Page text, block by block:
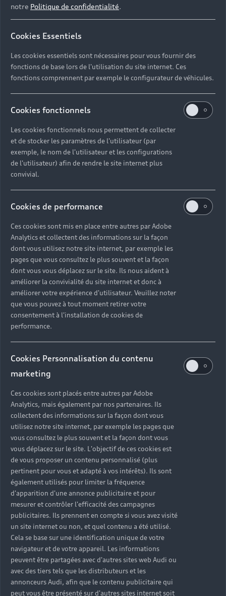
notre Politique de confidentialité.
Cookies Essentiels
Les cookies essentiels sont nécessaires pour vous fournir des
fonctions de base lors de l'utilisation du site internet. Ces
fonctions comprennent par exemple le configurateur de véhicules.
Cookies fonctionnels
Les cookies fonctionnels nous permettent de collecter
et de stocker les paramètres de l'utilisateur (par
exemple, le nom de l'utilisateur et les configurations
de l'utilisateur) afin de rendre le site internet plus
convivial.
Cookies de performance
Ces cookies sont mis en place entre autres par Adobe
Analytics et collectent des informations sur la façon
dont vous utilisez notre site internet, par exemple les
pages que vous consultez le plus souvent et la façon
dont vous vous déplacez sur le site. Ils nous aident à
améliorer la convivialité du site internet et donc à
améliorer votre expérience d'utilisateur. Veuillez noter
que vous pouvez à tout moment retirer votre
consentement à l'installation de cookies de
performance.
Cookies Personnalisation du contenu
marketing
Ces cookies sont placés entre autres par Adobe
Analytics, mais également par nos partenaires. Ils
collectent des informations sur la façon dont vous
utilisez notre site internet, par exemple les pages que
vous consultez le plus souvent et la façon dont vous
vous déplacez sur le site. L'objectif de ces cookies est
de vous proposer un contenu personnalisé (plus
pertinent pour vous et adapté à vos intérêts). Ils sont
également utilisés pour limiter la fréquence
d'apparition d'une annonce publicitaire et pour
mesurer et contrôler l'efficacité des campagnes
publicitaires. Ils prennent en compte si vous avez visité
un site internet ou non, et quel contenu a été utilisé.
Cela se base sur une identification unique de votre
navigateur et de votre appareil. Les informations
peuvent être partagées avec d'autres sites web Audi ou
avec des tiers tels que les distributeurs et les
annonceurs Audi, afin que le contenu publicitaire qui
peut vous être présenté sur d'autres sites internet soit